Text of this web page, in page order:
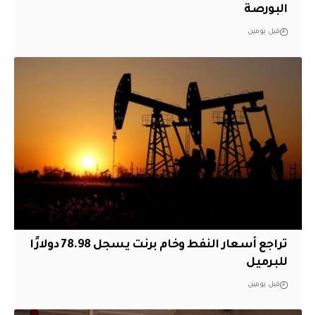
البورصة
قبل يومين
تراجع أسعار النفط وخام برنت يسجل 78.98 دولارًا
للبرميل
قبل يومين